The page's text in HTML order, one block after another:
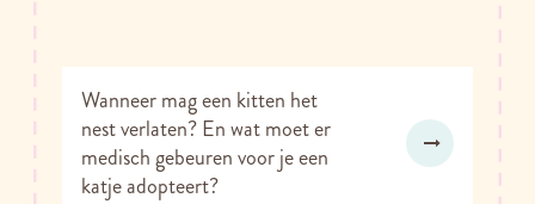
Wanneer mag een kitten het
nest verlaten? En wat moet er
medisch gebeuren voor je een
katje adopteert?